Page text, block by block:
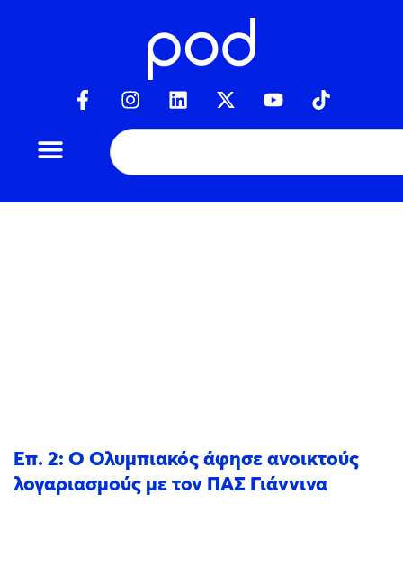
Επ. 2: Ο Ολυμπιακός άφησε ανοικτούς
λογαριασμούς με τον ΠΑΣ Γιάννινα